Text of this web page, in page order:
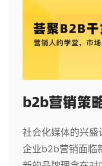
b2b营销策
社会化媒体的兴
企业b2b营销面临